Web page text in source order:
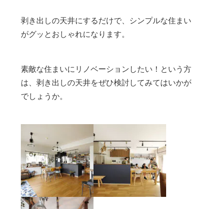
剥き出しの天井にするだけで、シンプルな住まい
がグッとおしゃれになります。
素敵な住まいにリノベーションしたい！という方
は、剥き出しの天井をぜひ検討してみてはいかが
でしょうか。